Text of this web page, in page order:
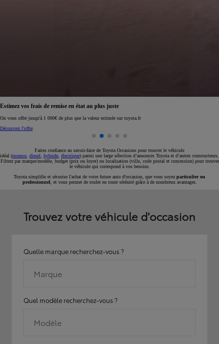
Réservez en ligne votre occasion pour 1€ seulement
Réservez en ligne
Faites confiance au savoir-faire de Toyota Occasions pour trouver le véhicule
idéal (essence diesel hybride électrique) parmi une large sélection d’annonces Toyota et d’autres constructeurs.
Filtrez par marque/modèle, budget (prix ou loyer) ou localisation (ville, code postal et concession) pour trouver
le véhicule qui correspond à vos besoins.
Toyota simplifie et sécurise l'achat de votre future auto d'occasion, que vous soyez particulier ou
professionnel , et vous permet de rouler en toute sérénité grâce à de nombreux avantages.
Trouvez votre véhicule d'occasion
Quelle marque recherchez-vous ?
Marque
Quel modèle recherchez-vous ?
Modèle